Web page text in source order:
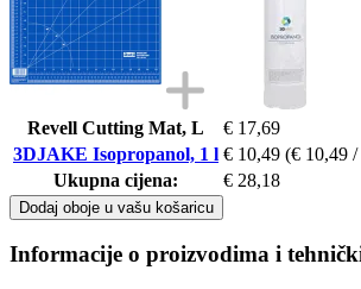
Revell Cutting Mat, L
€ 17,69
3DJAKE Isopropanol, 1 l € 10,49 (€ 10,49
Ukupna cijena:
€ 28,18
Dodaj oboje u vašu košaricu
Informacije o proizvodima i